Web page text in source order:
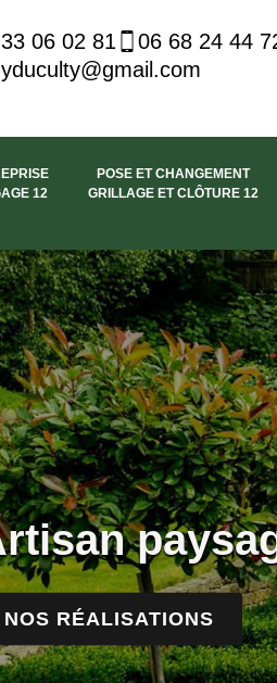
06 02 81
06 68 24 44
12
POSE ET CHANGEMENT
GRILLAGE ET CLÔTURE 12
NOS RÉALISATIONS